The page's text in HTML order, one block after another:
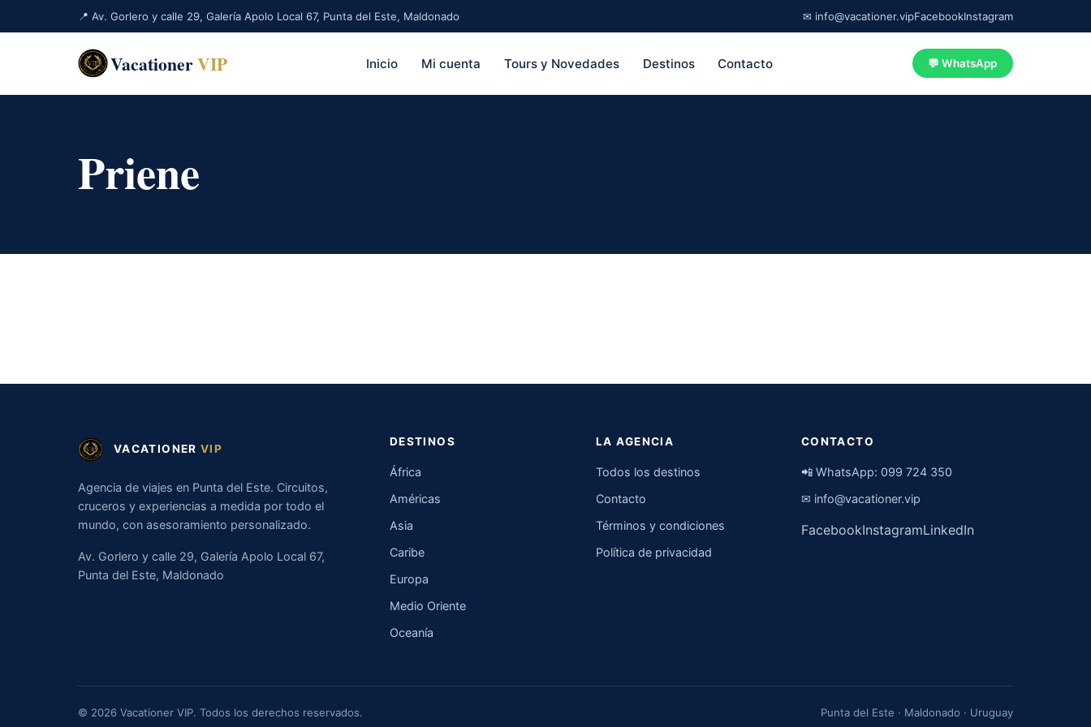
📍 Av. Gorlero y calle 29, Galería Apolo Local 67, Punta del Este, Maldonado ✉ info@vacationer.vipFacebookInstagram
VacationerVIP Inicio Mi cuenta Tours y Novedades Destinos Contacto 💬 WhatsApp
Priene
VACATIONER VIP
Agencia de viajes en Punta del Este. Circuitos,
cruceros y experiencias a medida por todo el
mundo, con asesoramiento personalizado.
Av. Gorlero y calle 29, Galería Apolo Local 67,
Punta del Este, Maldonado
DESTINOS
África
Américas
Asia
Caribe
Europa
Medio Oriente
Oceanía
LA AGENCIA
Todos los destinos
Contacto
Términos y condiciones
Política de privacidad
CONTACTO
📲 WhatsApp: 099 724 350
✉ info@vacationer.vip
FacebookInstagramLinkedIn
© 2026 Vacationer VIP. Todos los derechos reservados. Punta del Este · Maldonado · Uruguay